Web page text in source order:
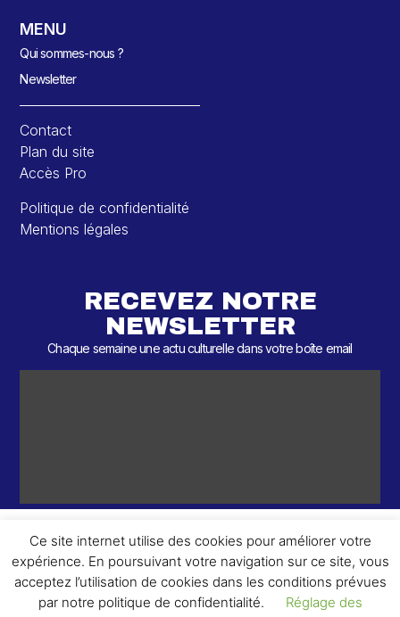
MENU
Qui sommes-nous ?
Newsletter
Contact
Plan du site
Accès Pro
Politique de confidentialité
Mentions légales
RECEVEZ NOTRE
NEWSLETTER
Chaque semaine une actu culturelle dans votre boîte email
© 2026 – 2 ème Round – Tous droits réservés.
Ce site internet utilise des cookies pour améliorer votre
expérience. En poursuivant votre navigation sur ce site, vous
acceptez l’utilisation de cookies dans les conditions prévues
par notre politique de confidentialité.
Réglage des